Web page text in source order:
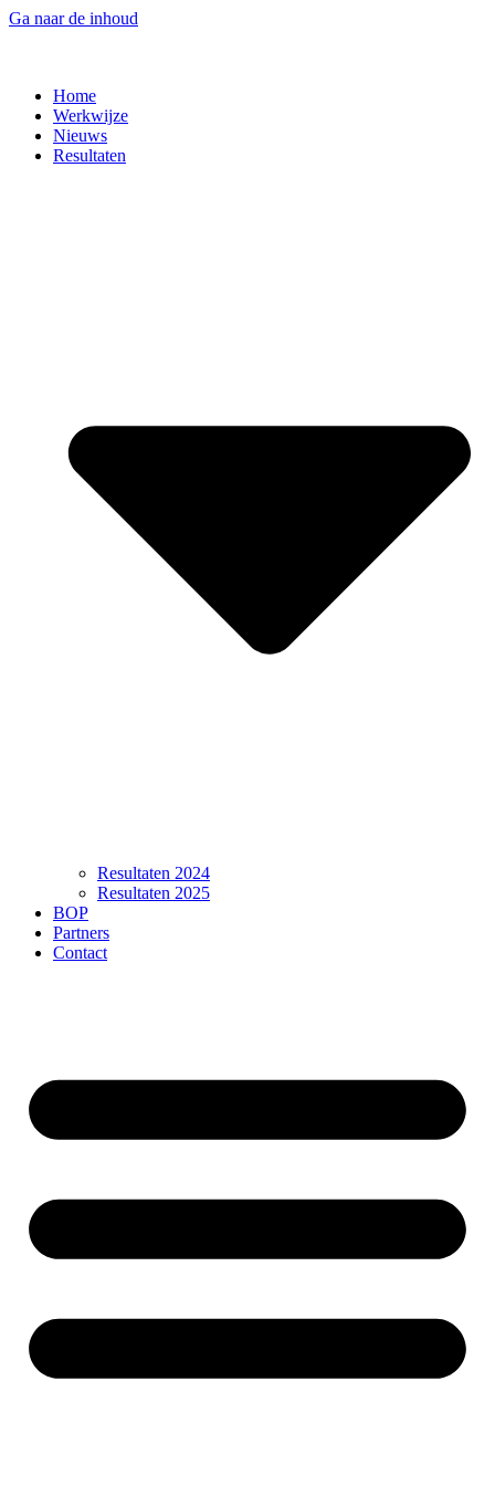
Ga naar de inhoud
Home
Werkwijze
Nieuws
Resultaten
Resultaten 2024
Resultaten 2025
BOP
Partners
Contact